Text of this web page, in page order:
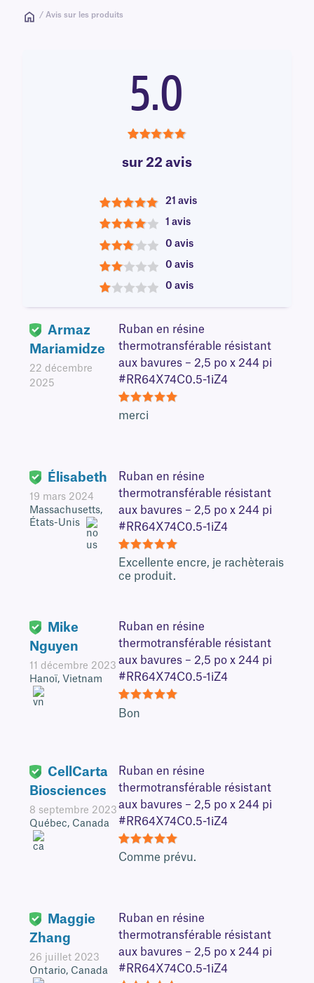
/ Avis sur les produits
5.0
sur 22 avis
5
21 avis
4
1 avis
3
0 avis
2
0 avis
0 avis
Armaz
Mariamidze
22 décembre
2025
Ruban en résine
thermotransférable résistant
aux bavures – 2,5 po x 244 pi
#RR64X74C0.5-1iZ4
5
merci
Élisabeth
19 mars 2024
Massachusetts,
États-Unis
Ruban en résine
thermotransférable résistant
aux bavures – 2,5 po x 244 pi
#RR64X74C0.5-1iZ4
5Excellente encre, je rachèterais
ce produit.
Mike
Nguyen
11 décembre 2023
Hanoï, Vietnam
Ruban en résine
thermotransférable résistant
aux bavures – 2,5 po x 244 pi
#RR64X74C0.5-1iZ4
5Bon
CellCarta
Biosciences
8 septembre 2023
Québec, Canada
Ruban en résine
thermotransférable résistant
aux bavures – 2,5 po x 244 pi
#RR64X74C0.5-1iZ4
5
Comme prévu.
Maggie
Zhang
26 juillet 2023
Ontario, Canada
Ruban en résine
thermotransférable résistant
aux bavures – 2,5 po x 244 pi
#RR64X74C0.5-1iZ4